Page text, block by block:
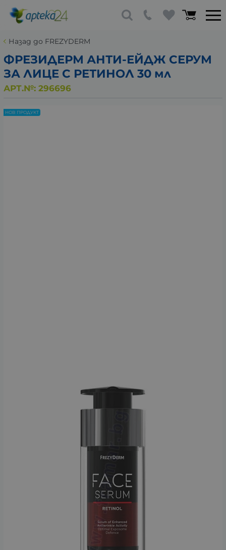
Назад до FREZYDERM
ФРЕЗИДЕРМ АНТИ-ЕЙДЖ СЕРУМ
ЗА ЛИЦЕ С РЕТИНОЛ 30 мл
АРТ.№: 296696
НОВ ПРОДУКТ